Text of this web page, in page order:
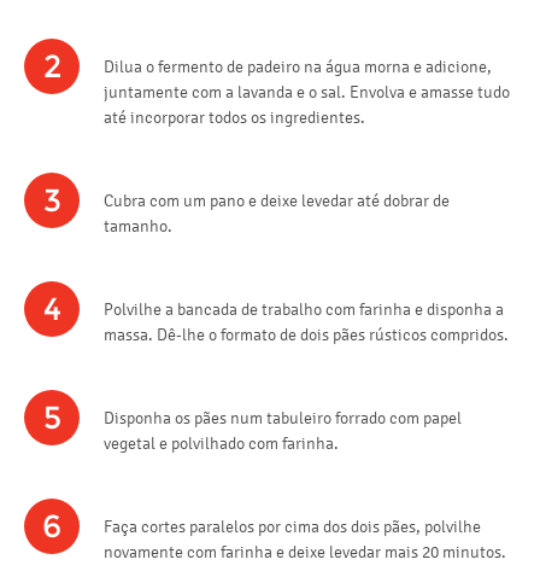
2
Dilua o fermento de padeiro na água morna e adicione,
juntamente com a lavanda e o sal. Envolva e amasse tudo
até incorporar todos os ingredientes.
3
Cubra com um pano e deixe levedar até dobrar de
tamanho.
4
Polvilhe a bancada de trabalho com farinha e disponha a
massa. Dê-lhe o formato de dois pães rústicos compridos.
5
Disponha os pães num tabuleiro forrado com papel
vegetal e polvilhado com farinha.
6
Faça cortes paralelos por cima dos dois pães, polvilhe
novamente com farinha e deixe levedar mais 20 minutos.